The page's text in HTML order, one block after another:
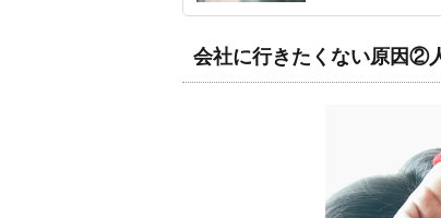
会社に行きたくない原因②